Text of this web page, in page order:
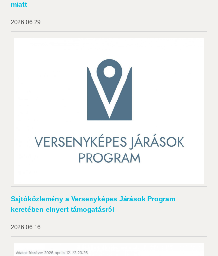
miatt
2026.06.29.
Sajtóközlemény a Versenyképes Járások Program
keretében elnyert támogatásról
2026.06.16.